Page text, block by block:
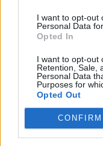
I want to opt-out
Personal Data
Opted In
I want to opt-out
Retention, Sale,
Personal Data
Purposes for
Opted Out
CONFIRM
regisztrációhoz
Portfolio.hu
Kötéslisták:
kötéslistái